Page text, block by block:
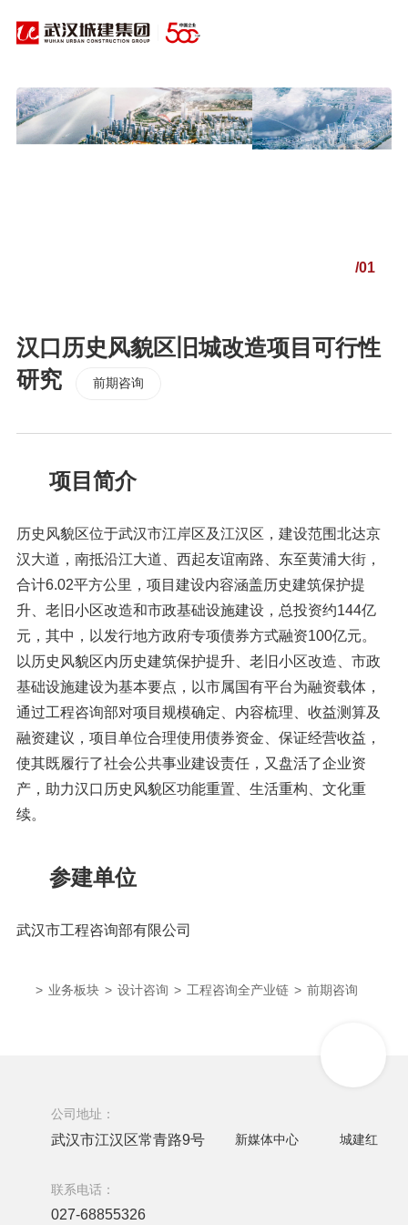
城房
限公
武汉地产集团有
限责任公司华南
分公司
武汉建卓置业有
限公司
武汉城建置业
展有限公司
01/01
汉口历史风貌区旧城改造项目可行性
研究
前期咨询
项目简介
历史风貌区位于武汉市江岸区及江汉区，建设范围北达京
汉大道，南抵沿江大道、西起友谊南路、东至黄浦大街，
合计6.02平方公里，项目建设内容涵盖历史建筑保护提
升、老旧小区改造和市政基础设施建设，总投资约144亿
元，其中，以发行地方政府专项债券方式融资100亿元。
以历史风貌区内历史建筑保护提升、老旧小区改造、市政
基础设施建设为基本要点，以市属国有平台为融资载体，
通过工程咨询部对项目规模确定、内容梳理、收益测算及
融资建议，项目单位合理使用债券资金、保证经营收益，
使其既履行了社会公共事业建设责任，又盘活了企业资
产，助力汉口历史风貌区功能重置、生活重构、文化重
续。
参建单位
武汉市工程咨询部有限公司
> 业务板块 > 设计咨询 > 工程咨询全产业链 > 前期咨询
公司地址：
武汉市江汉区常青路9号
联系电话：
027-68855326
新媒体中心 城建红